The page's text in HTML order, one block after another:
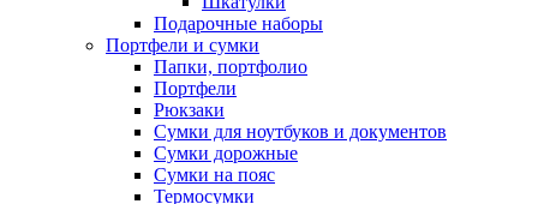
Подарочные наборы
Портфели и сумки
Папки, портфолио
Портфели
Рюкзаки
Сумки для ноутбуков и документов
Сумки дорожные
Сумки на пояс
Термосумки